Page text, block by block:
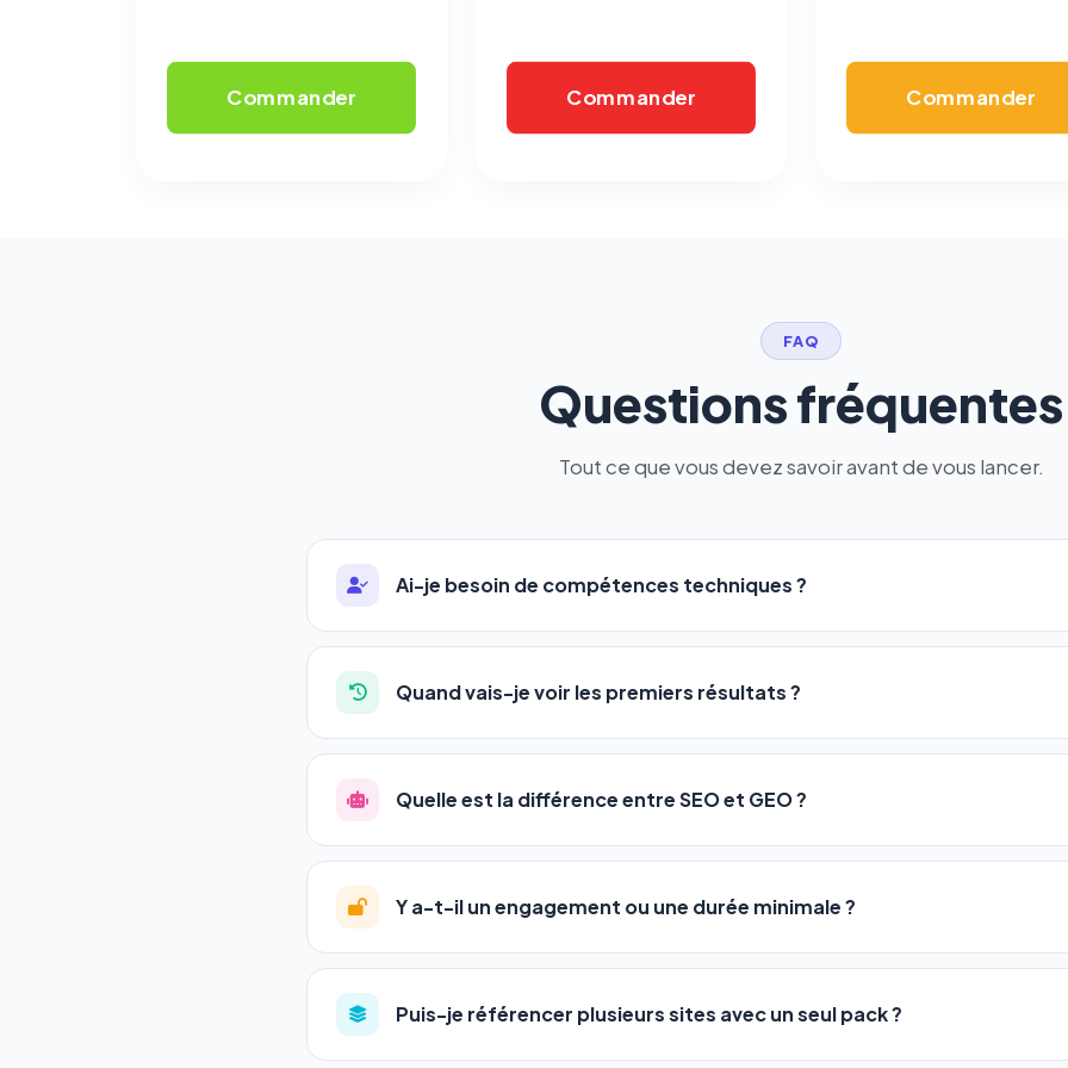
Commander Commander Commander
FAQ
Questions fréquentes
Tout ce que vous devez savoir avant de vous lancer.
Ai-je besoin de compétences techniques ?
Absolument pas. Notre logiciel a été conçu pour être accessible àtous les profils:
auto-entrepreneurs, PME ou agences. Pas de code, pas de configuration complexe —
l'adresse de votre site, décrivez votre activité, et le logiciel gère tout en automatique
Quand vais-je voir les premiers résultats ?
La plupart de nos utilisateurs observent une amélioration de leur positionnement en4
progression
votre tableau de bord.
Quelle est la différence entre SEO et GEO ?
LeSEO(Search Engine Optimization) vous positionne sur les moteurs classiques :
GEO(Generative Engine Optimization) va plus loin : il fait en sorte que les IA
Gemini et Perplexity
vous citent comme référence dans leurs réponses. Notre
deux simultanément et automatiquement.
Y a-t-il un engagement ou une durée minimale ?
Aucun engagement.Tous nos packs sont résiliables à tout moment, directement
en un clic, ou en nous contactant par téléphone (09 73 89 23 94) ou via le support en
pas de frais cachés. Votre liberté est totale.
Puis-je référencer plusieurs sites avec un seul pack ?